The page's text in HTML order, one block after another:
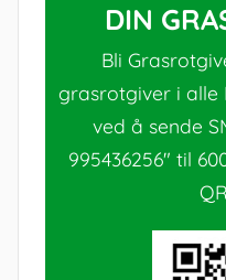
DIN
Bli
grasrotgiver i alle
ved å sende
995436256" til